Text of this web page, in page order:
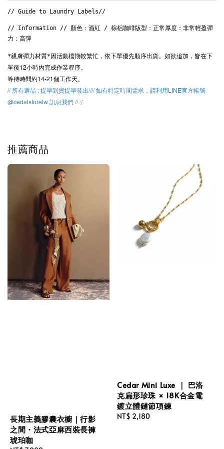
// Guide to Laundry Labels//
// Information // 顏色：酒紅 / 棕梠咖啡版型：正常厚度：非常輕盈彈
力：高彈
*親膚彈力材質*因活動檔期較繁忙， 依下單優先順序出貨。 如欲追加，皆在下
單後12小時內完成作業程序。
等待時間約14-21個工作天。
// 所有選品 : 提早到貨提早發出//// 如有特定時間需求，請利用LINE官方帳號
@cedatstoretw 訊息我們 //ㄎ
推薦商品
長期主義膠囊衣櫥｜行影
之間・法式亞麻西裝長褲
琥珀咖
Cedar Mini Luxe ｜ 巴洛
克扁形珍珠 × 18K合金電
鍍立體鏈節項鍊
Regular
NT$ 2,180